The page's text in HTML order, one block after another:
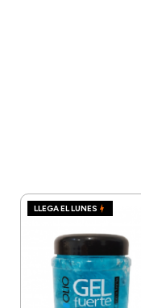
LLEGA EL LUNES